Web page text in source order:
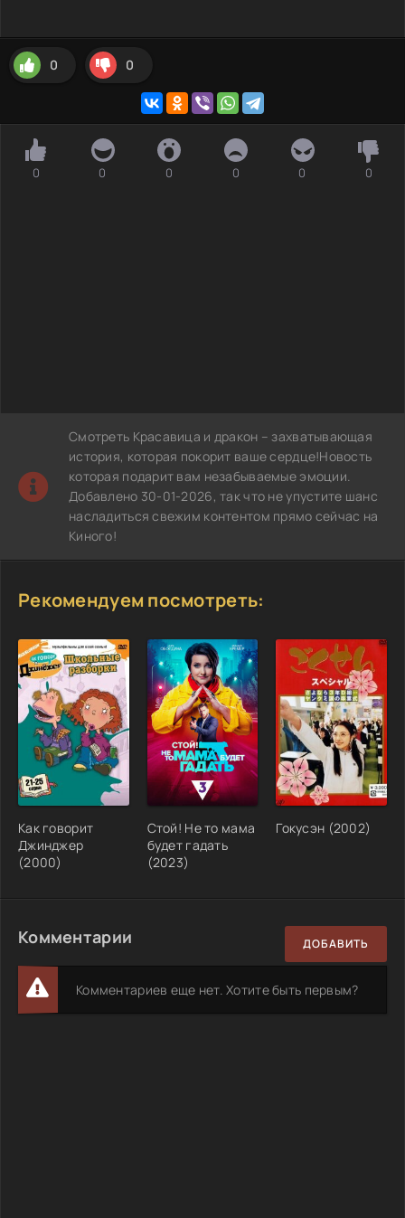
0 0
0 0 0 0 0 0
Смотреть Красавица и дракон – захватывающая
история, которая покорит ваше сердце!Новость
которая подарит вам незабываемые эмоции.
Добавлено 30-01-2026, так что не упустите шанс
насладиться свежим контентом прямо сейчас на
Киного!
Рекомендуем посмотреть:
Как говорит
Джинджер
(2000)
Стой! Не то мама
будет гадать
(2023)
Гокусэн (2002)
Комментарии ДОБАВИТЬ
Комментариев еще нет. Хотите быть первым?